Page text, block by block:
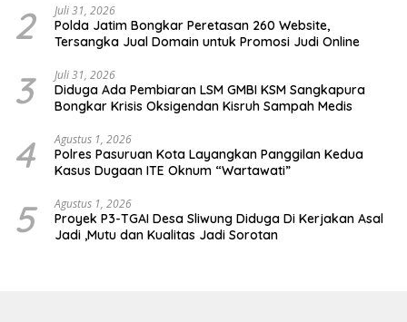
2 Juli 31, 2026
Polda Jatim Bongkar Peretasan 260 Website,
Tersangka Jual Domain untuk Promosi Judi Online
3 Juli 31, 2026
Diduga Ada Pembiaran LSM GMBI KSM Sangkapura
Bongkar Krisis Oksigendan Kisruh Sampah Medis
4 Agustus 1, 2026
Polres Pasuruan Kota Layangkan Panggilan Kedua
Kasus Dugaan ITE Oknum “Wartawati”
5 Agustus 1, 2026
Proyek P3-TGAI Desa Sliwung Diduga Di Kerjakan Asal
Jadi ,Mutu dan Kualitas Jadi Sorotan